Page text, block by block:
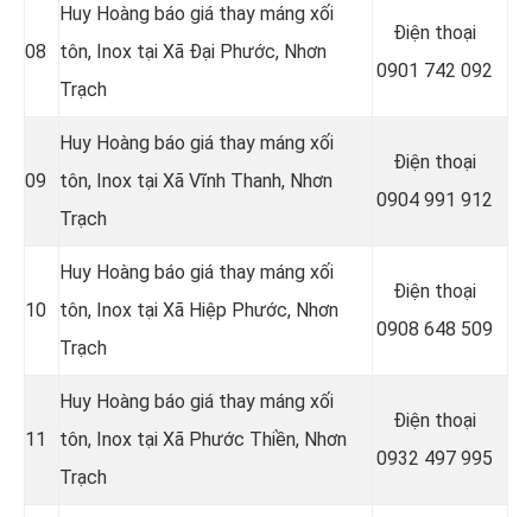
08
Huy Hoàng báo giá thay máng xối
tôn, Inox tại Xã Đại Phước, Nhơn
Trạch
Điện thoại
0901 742 092
09
Huy Hoàng báo giá thay máng xối
tôn, Inox tại Xã Vĩnh Thanh, Nhơn
Trạch
Điện thoại
0904 991 912
10
Huy Hoàng báo giá thay máng xối
tôn, Inox tại Xã Hiệp Phước, Nhơn
Trạch
Điện thoại
0908 648 509
11
Huy Hoàng báo giá thay máng xối
tôn, Inox tại Xã Phước Thiền, Nhơn
Trạch
Điện thoại
0932 497 995